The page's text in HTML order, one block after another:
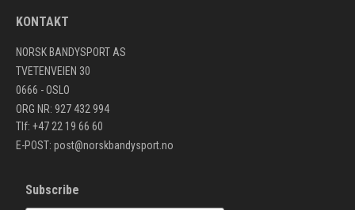
KONTAKT
NORSK BANDYSPORT AS
TVETENVEIEN 30
0666 - OSLO
ORG NR: 927 432 994
Tlf: +47 22 19 66 60
E-POST: post@norskbandysport.no
Subscribe